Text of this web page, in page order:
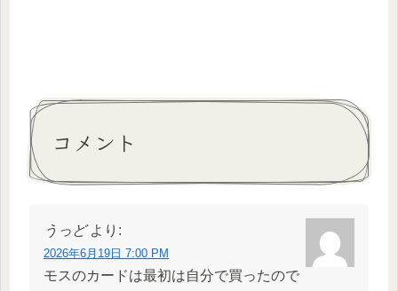
コメント
うっど より:
2026年6月19日 7:00 PM
モスのカードは最初は自分で買ったので